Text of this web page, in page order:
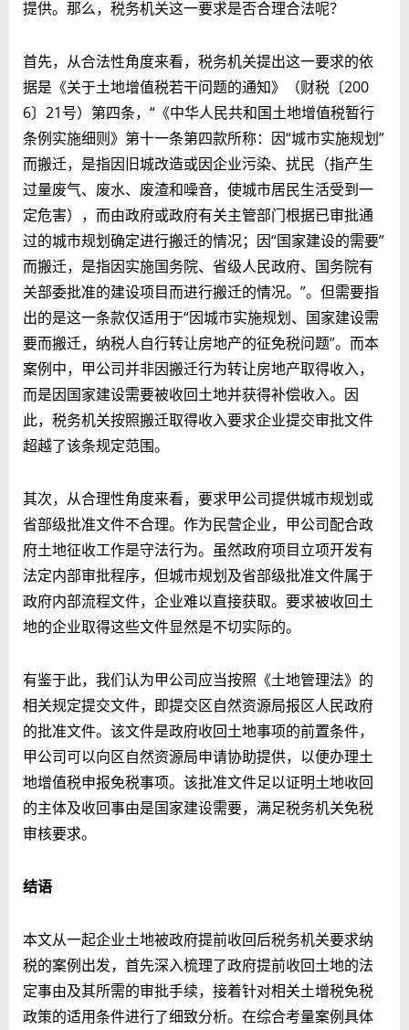
提供。那么，税务机关这一要求是否合理合法呢？
首先，从合法性角度来看，税务机关提出这一要求的依
据是《关于土地增值税若干问题的通知》（财税〔200
6〕21号）第四条，“《中华人民共和国土地增值税暂行
条例实施细则》第十一条第四款所称：因“城市实施规划”
而搬迁，是指因旧城改造或因企业污染、扰民（指产生
过量废气、废水、废渣和噪音，使城市居民生活受到一
定危害），而由政府或政府有关主管部门根据已审批通
过的城市规划确定进行搬迁的情况；因“国家建设的需要”
而搬迁，是指因实施国务院、省级人民政府、国务院有
关部委批准的建设项目而进行搬迁的情况。”。但需要指
出的是这一条款仅适用于“因城市实施规划、国家建设需
要而搬迁，纳税人自行转让房地产的征免税问题”。而本
案例中，甲公司并非因搬迁行为转让房地产取得收入，
而是因国家建设需要被收回土地并获得补偿收入。因
此，税务机关按照搬迁取得收入要求企业提交审批文件
超越了该条规定范围。
其次，从合理性角度来看，要求甲公司提供城市规划或
省部级批准文件不合理。作为民营企业，甲公司配合政
府土地征收工作是守法行为。虽然政府项目立项开发有
法定内部审批程序，但城市规划及省部级批准文件属于
政府内部流程文件，企业难以直接获取。要求被收回土
地的企业取得这些文件显然是不切实际的。
有鉴于此，我们认为甲公司应当按照《土地管理法》的
相关规定提交文件，即提交区自然资源局报区人民政府
的批准文件。该文件是政府收回土地事项的前置条件，
甲公司可以向区自然资源局申请协助提供，以便办理土
地增值税申报免税事项。该批准文件足以证明土地收回
的主体及收回事由是国家建设需要，满足税务机关免税
审核要求。
结语
本文从一起企业土地被政府提前收回后税务机关要求纳
税的案例出发，首先深入梳理了政府提前收回土地的法
定事由及其所需的审批手续，接着针对相关土增税免税
政策的适用条件进行了细致分析。在综合考量案例具体